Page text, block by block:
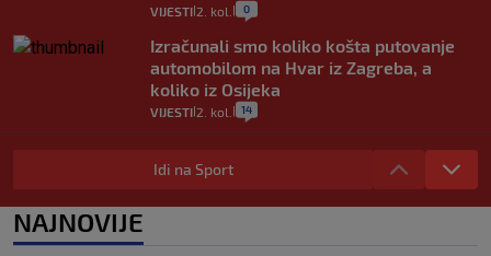
VIJESTI 2. kol. 0
Izračunali smo koliko košta putovanje
automobilom na Hvar iz Zagreba, a
koliko iz Osijeka
VIJESTI 2. kol. 14
"Kći je otišla na more, a zaboravila
zdravstvenu iskaznicu". Kakva su prava
pacijenata izvan mjesta prebivališta?
VIJESTI 1. kol. 1
Idi na Sport
NAJNOVIJE